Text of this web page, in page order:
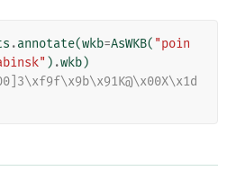
.annotate(wkb=AsWKB( "poin
) .wkb)